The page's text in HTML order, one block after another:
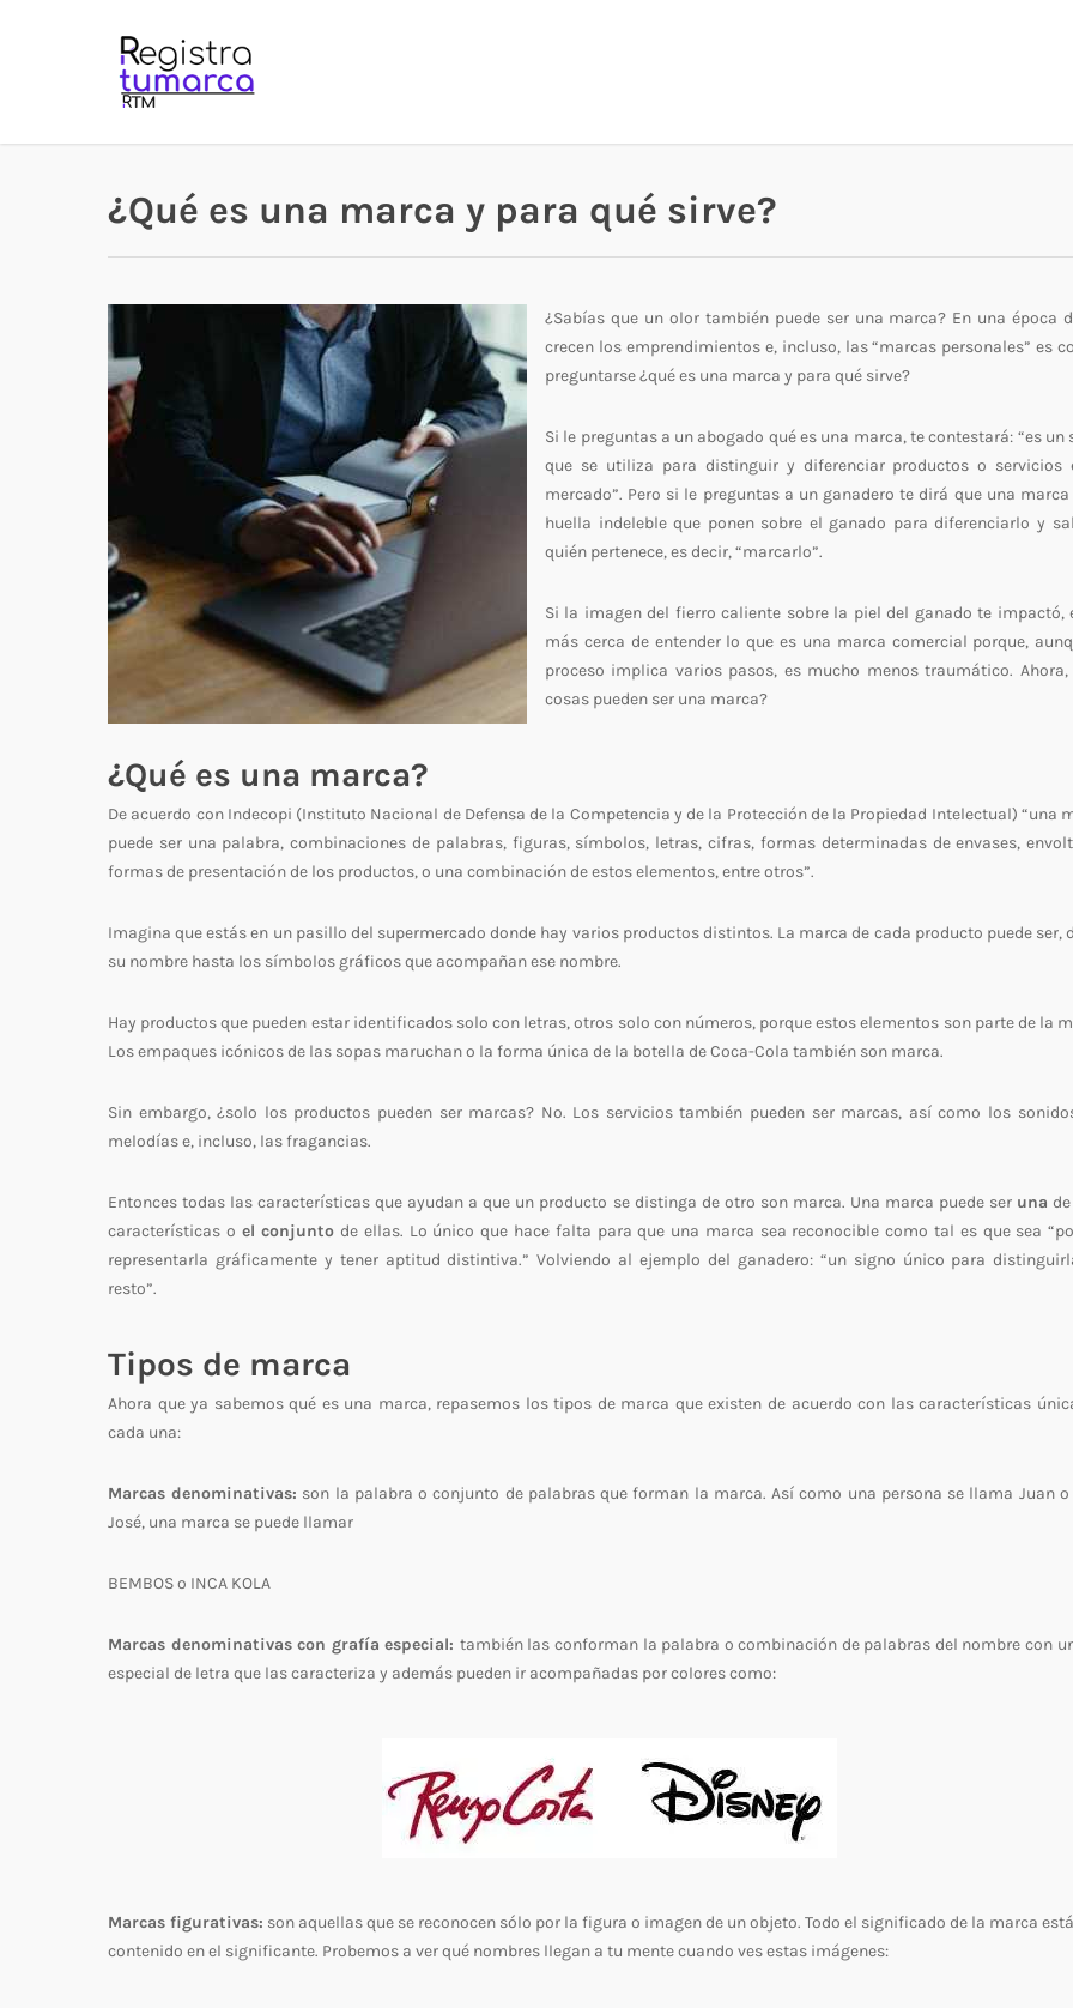
¿Qué es una marca y para qué sirve?
¿Sabías que un olor también puede ser una marca? En una época
crecen los emprendimientos e, incluso, las “marcas personales” es
preguntarse ¿qué es una marca y para qué sirve?
Si le preguntas a un abogado qué es una marca, te contestará: “es un
que se utiliza para distinguir y diferenciar productos o servicios
mercado”. Pero si le preguntas a un ganadero te dirá que una marca
huella indeleble que ponen sobre el ganado para diferenciarlo y
quién pertenece, es decir, “marcarlo”.
Si la imagen del fierro caliente sobre la piel del ganado te impactó,
más cerca de entender lo que es una marca comercial porque,
proceso implica varios pasos, es mucho menos traumático. Ahora,
cosas pueden ser una marca?
¿Qué es una marca?
De acuerdo con Indecopi (Instituto Nacional de Defensa de la Competencia y de la Protección de la Propiedad Intelectual) “una
puede ser una palabra, combinaciones de palabras, figuras, símbolos, letras, cifras, formas determinadas de envases,
formas de presentación de los productos, o una combinación de estos elementos, entre otros”.
Imagina que estás en un pasillo del supermercado donde hay varios productos distintos. La marca de cada producto puede ser,
su nombre hasta los símbolos gráficos que acompañan ese nombre.
Hay productos que pueden estar identificados solo con letras, otros solo con números, porque estos elementos son parte de la
Los empaques icónicos de las sopas maruchan o la forma única de la botella de Coca-Cola también son marca.
Sin embargo, ¿solo los productos pueden ser marcas? No. Los servicios también pueden ser marcas, así como los
melodías e, incluso, las fragancias.
Entonces todas las características que ayudan a que un producto se distinga de otro son marca. Una marca puede ser una
características o el conjunto de ellas. Lo único que hace falta para que una marca sea reconocible como tal es que sea
representarla gráficamente y tener aptitud distintiva.” Volviendo al ejemplo del ganadero: “un signo único para
resto”.
Tipos de marca
Ahora que ya sabemos qué es una marca, repasemos los tipos de marca que existen de acuerdo con las características
cada una:
Marcas denominativas: son la palabra o conjunto de palabras que forman la marca. Así como una persona se llama Juan o
José, una marca se puede llamar
BEMBOS o INCA KOLA
Marcas denominativas con grafía especial: también las conforman la palabra o combinación de palabras del nombre con
especial de letra que las caracteriza y además pueden ir acompañadas por colores como:
Marcas figurativas: son aquellas que se reconocen sólo por la figura o imagen de un objeto. Todo el significado de la marca está
contenido en el significante. Probemos a ver qué nombres llegan a tu mente cuando ves estas imágenes: